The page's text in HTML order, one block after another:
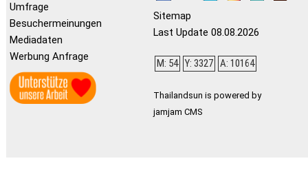
Umfrage
Besuchermeinungen
Mediadaten
Werbung Anfrage
Sitemap
Last Update 08.08.2026
M: 54 Y: 3327 A: 10164
Thailandsun is powered by
jamjam CMS